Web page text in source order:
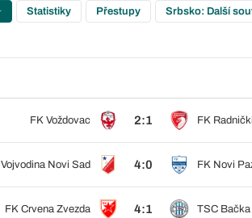
Statistiky Přestupy Srbsko: Další
FK Voždovac 2:1 FK
Vojvodina Novi Sad 4:0 FK Novi
FK Crvena Zvezda 4:1 TSC Bačka